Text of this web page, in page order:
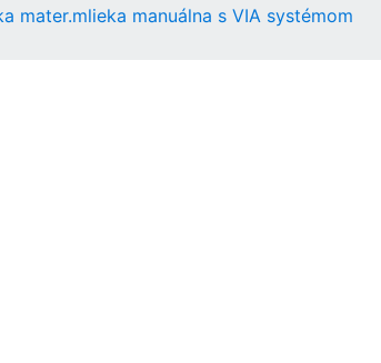
mater.mlieka manuálna s VIA systémom